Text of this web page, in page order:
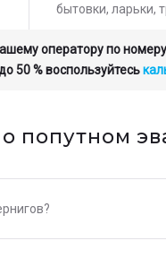
бытовки, ларьки,
оператору по номеру
50 % воспользуйтесь
попутном